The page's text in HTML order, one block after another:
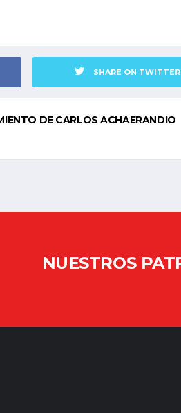
SHARE ON TWITTER
DE CARLOS ACHAERANDIO
NUESTROS